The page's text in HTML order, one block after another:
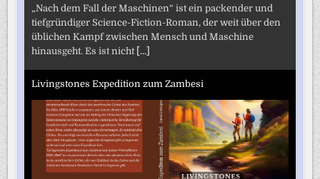
„Nach dem Fall der Maschinen“ ist ein packender und
tiefgründiger Science-Fiction-Roman, der weit über den
üblichen Kampf zwischen Mensch und Maschine
hinausgeht. Es ist nicht [...]
Livingstones Expedition zum Zambesi